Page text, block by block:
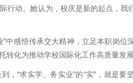
行动。她认为，校庆是新的起点，我
”中感悟传承交大精神，立足本职岗
化为推动学校国际化工作高质量发展
，“求实学、务实业”的“实”，就是